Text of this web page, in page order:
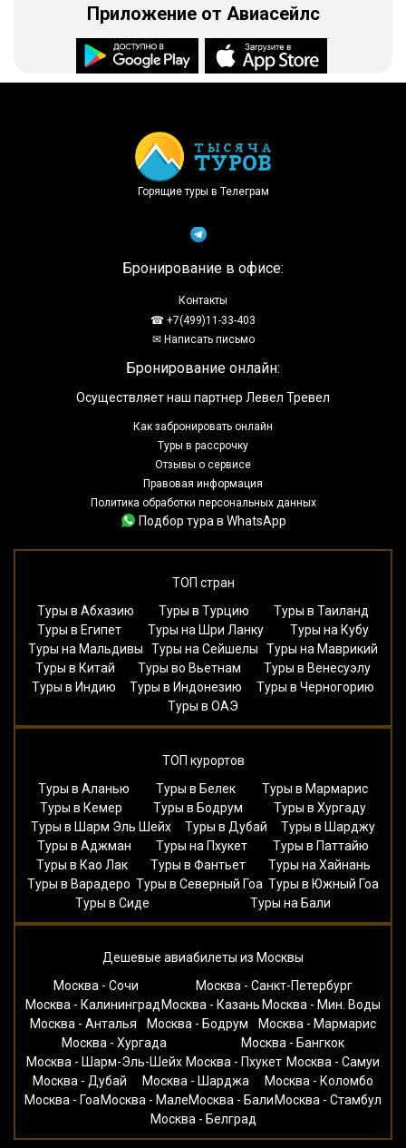
Приложение от Авиасейлс
Горящие туры в Телеграм
Бронирование в офисе:
Контакты
☎ +7(499)11-33-403
✉ Написать письмо
Бронирование онлайн:
Осуществляет наш партнер Левел Тревел
Как забронировать онлайн
Туры в рассрочку
Отзывы о сервисе
Правовая информация
Политика обработки персональных данных
Подбор тура в WhatsApp
ТОП стран
Туры в Абхазию
Туры в Турцию
Туры в Таиланд
Туры в Египет
Туры на Шри Ланку
Туры на Кубу
Туры на Мальдивы
Туры на Сейшелы
Туры на Маврикий
Туры в Китай
Туры во Вьетнам
Туры в Венесуэлу
Туры в Индию
Туры в Индонезию
Туры в Черногорию
Туры в ОАЭ
ТОП курортов
Туры в Аланью
Туры в Белек
Туры в Мармарис
Туры в Кемер
Туры в Бодрум
Туры в Хургаду
Туры в Шарм Эль Шейх
Туры в Дубай
Туры в Шарджу
Туры в Аджман
Туры на Пхукет
Туры в Паттайю
Туры в Као Лак
Туры в Фантьет
Туры на Хайнань
Туры в Варадеро Туры в Северный Гоа Туры в Южный Гоа
Туры в Сиде
Туры на Бали
Дешевые авиабилеты из Москвы
Москва - Сочи
Москва - Санкт-Петербург
Москва - КалининградМосква - КазаньМосква - Мин. Воды
Москва - Анталья
Москва - Бодрум
Москва - Мармарис
Москва - Хургада
Москва - Бангкок
Москва - Шарм-Эль-Шейх Москва - Пхукет Москва - Самуи
Москва - Дубай
Москва - Шарджа
Москва - Коломбо
Москва - ГоаМосква - МалеМосква - БалиМосква - Стамбул
Москва - Белград